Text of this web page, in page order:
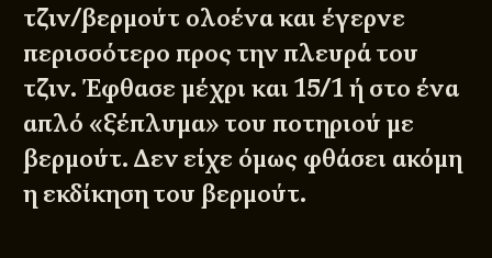
τζιν/βερμούτ ολοένα και έγερνε
περισσότερο προς την πλευρά του
τζιν. Έφθασε μέχρι και 15/1 ή στο ένα
απλό «ξέπλυμα» του ποτηριού με
βερμούτ. Δεν είχε όμως φθάσει ακόμη
η εκδίκηση του βερμούτ.